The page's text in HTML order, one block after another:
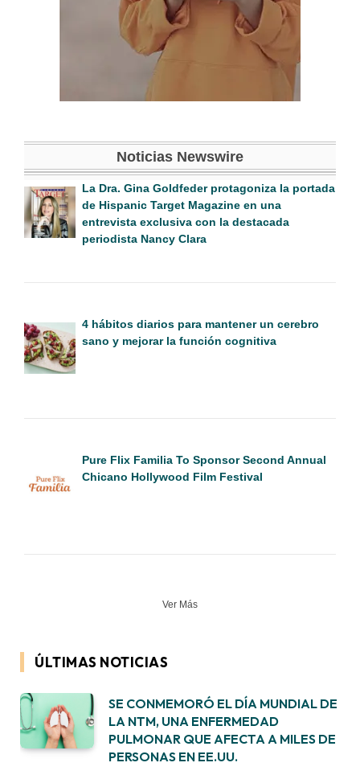
Noticias Newswire
La Dra. Gina Goldfeder protagoniza la portada
de Hispanic Target Magazine en una
entrevista exclusiva con la destacada
periodista Nancy Clara
4 hábitos diarios para mantener un cerebro
sano y mejorar la función cognitiva
Pure Flix Familia To Sponsor Second Annual
Chicano Hollywood Film Festival
Ver Más
ÚLTIMAS NOTICIAS
SE CONMEMORÓ EL DÍA MUNDIAL DE
LA NTM, UNA ENFERMEDAD
PULMONAR QUE AFECTA A MILES DE
PERSONAS EN EE.UU.